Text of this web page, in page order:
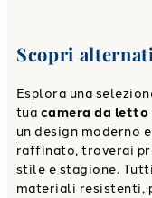
Scopri
Esplora una
tua camera da letto
un design moderno
raffinato, troverai
stile e stagione.
materiali resistenti,